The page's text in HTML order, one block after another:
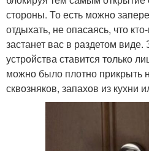
стороны. То есть можно
отдыхать, не опасаясь, что
застанет вас в раздетом
устройства ставится только
можно было плотно прикрыть
сквозняков, запахов из кухни